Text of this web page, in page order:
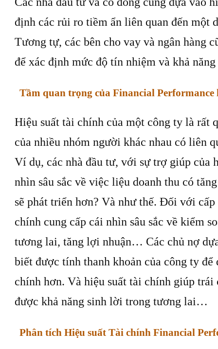
định các rủi ro tiềm ẩn liên quan đến một
Tương tự, các bên cho vay và ngân hàng
để xác định mức độ tín nhiệm và khả
Tầm quan trọng của Financial Performance
Hiệu suất tài chính của một công ty là rất
của nhiều nhóm người khác nhau có liên
Ví dụ, các nhà đầu tư, với sự trợ giúp của
nhìn sâu sắc về việc liệu doanh thu có
sẽ phát triển hơn? Và như thế. Đối với
chính cung cấp cái nhìn sâu sắc về kiểm
tương lai, tăng lợi nhuận… Các chủ nợ
biết được tính thanh khoản của công ty
chính hơn. Và hiệu suất tài chính giúp trái
được khả năng sinh lời trong tương lai…
Phân tích Hiệu suất Tài chính Financial